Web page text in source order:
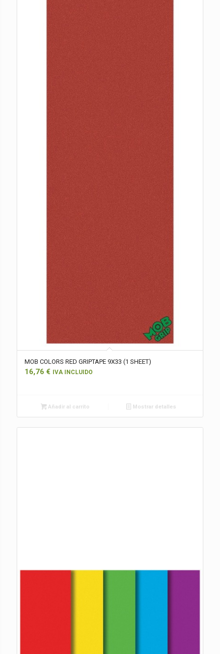
MOB COLORS RED GRIPTAPE 9X33 (1 SHEET)
16,76 € IVA INCLUIDO
Añadir al carrito Mostrar detalles